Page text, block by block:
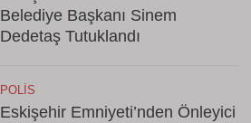
Belediye Başkanı Sinem
Dedetaş Tutuklandı
POLIS
Eskişehir Emniyeti’nden Önleyici